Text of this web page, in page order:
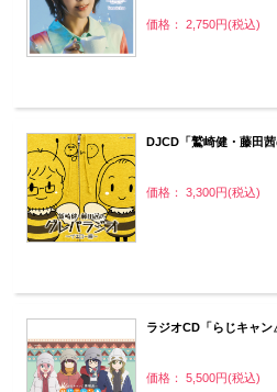
価格： 2,750円(税込)
DJCD「鷲崎健・藤田
価格： 3,300円(税込)
ラジオCD「らじキャ
価格： 5,500円(税込)